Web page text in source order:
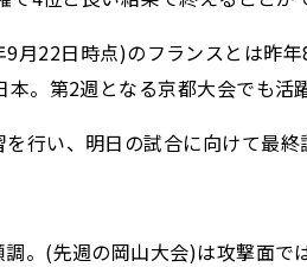
22日時点)のフランスとは昨
。第2週となる京都大会でも活
行い、明日の試合に向けて最終
調。(先週の岡山大会)は攻撃面